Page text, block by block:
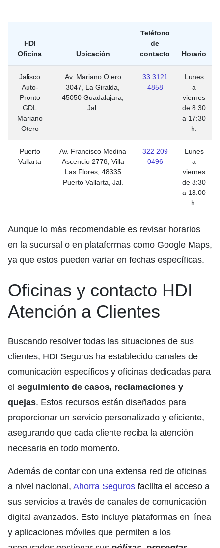
HDI
Oficina
Ubicación
Teléfono
de
contacto
Horario
Jalisco
Auto-
Pronto
GDL
Mariano
Otero
Av. Mariano Otero
3047, La Giralda,
45050 Guadalajara,
Jal.
33 3121
4858
Lunes
a
viernes
de 8:30
a 17:30
h.
Puerto
Vallarta
Av. Francisco Medina
Ascencio 2778, Villa
Las Flores, 48335
Puerto Vallarta, Jal.
322 209
0496
Lunes
a
viernes
de 8:30
a 18:00
h.
Aunque lo más recomendable es revisar horarios
en la sucursal o en plataformas como Google Maps,
ya que estos pueden variar en fechas específicas.
Oficinas y contacto HDI
Atención a Clientes
Buscando resolver todas las situaciones de sus
clientes, HDI Seguros ha establecido canales de
comunicación específicos y oficinas dedicadas para
el seguimiento de casos, reclamaciones y
quejas. Estos recursos están diseñados para
proporcionar un servicio personalizado y eficiente,
asegurando que cada cliente reciba la atención
necesaria en todo momento.
Además de contar con una extensa red de oficinas
a nivel nacional, Ahorra Seguros facilita el acceso a
sus servicios a través de canales de comunicación
digital avanzados. Esto incluye plataformas en línea
y aplicaciones móviles que permiten a los